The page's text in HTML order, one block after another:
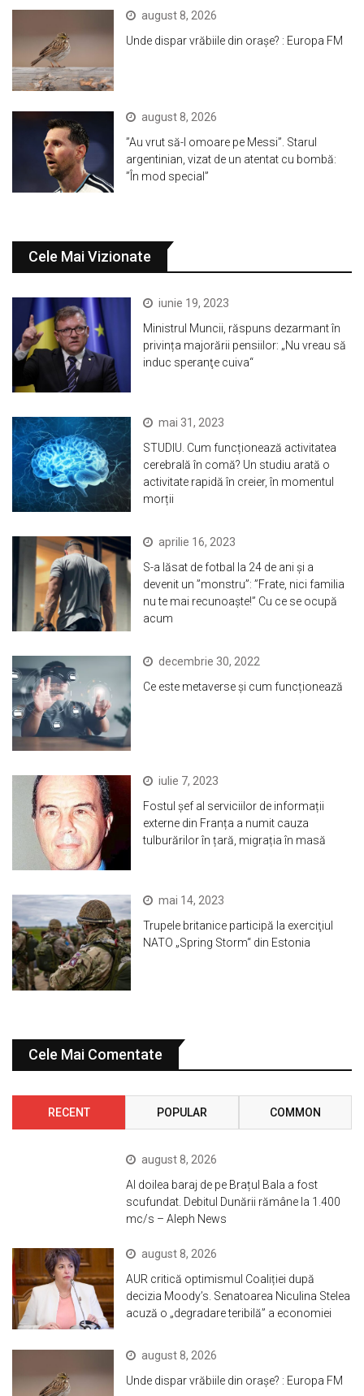
august 8, 2026
Unde dispar vrăbiile din orașe? : Europa FM
august 8, 2026
”Au vrut să-l omoare pe Messi”. Starul
argentinian, vizat de un atentat cu bombă:
”În mod special”
Cele Mai Vizionate
iunie 19, 2023
Ministrul Muncii, răspuns dezarmant în
privința majorării pensiilor: „Nu vreau să
induc speranţe cuiva“
mai 31, 2023
STUDIU. Cum funcționează activitatea
cerebrală în comă? Un studiu arată o
activitate rapidă în creier, în momentul
morții
aprilie 16, 2023
S-a lăsat de fotbal la 24 de ani și a
devenit un ”monstru”: ”Frate, nici familia
nu te mai recunoaște!” Cu ce se ocupă
acum
decembrie 30, 2022
Ce este metaverse și cum funcționează
iulie 7, 2023
Fostul șef al serviciilor de informații
externe din Franța a numit cauza
tulburărilor în țară, migrația în masă
mai 14, 2023
Trupele britanice participă la exerciţiul
NATO „Spring Storm“ din Estonia
Cele Mai Comentate
RECENT POPULAR COMMON
august 8, 2026
Al doilea baraj de pe Brațul Bala a fost
scufundat. Debitul Dunării rămâne la 1.400
mc/s – Aleph News
august 8, 2026
AUR critică optimismul Coaliției după
decizia Moody’s. Senatoarea Niculina Stelea
acuză o „degradare teribilă” a economiei
august 8, 2026
Unde dispar vrăbiile din orașe? : Europa FM